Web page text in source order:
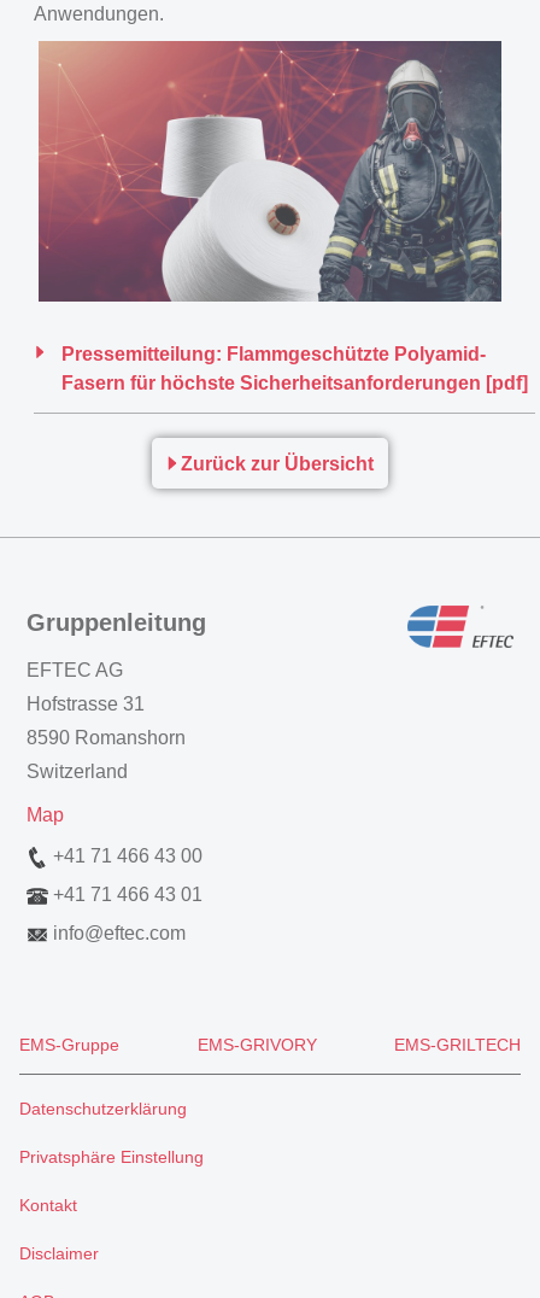
Anwendungen.
Pressemitteilung: Flammgeschützte Polyamid-
Fasern für höchste Sicherheitsanforderungen [pdf]
Zurück zur Übersicht
Gruppenleitung
EFTEC AG
Hofstrasse 31
8590 Romanshorn
Switzerland
Map
+41 71 466 43 00
+41 71 466 43 01
info@eftec.com
EMS-Gruppe EMS-GRIVORY EMS-GRILTECH
Datenschutzerklärung
Privatsphäre Einstellung
Kontakt
Disclaimer